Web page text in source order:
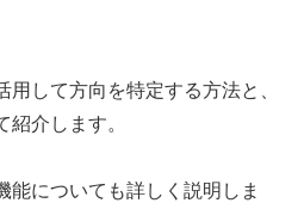
用して方向を特定する方法と、
介します。
能についても詳しく説明しま